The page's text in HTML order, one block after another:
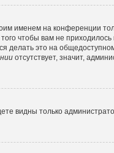
именем на конференции
чтобы вам не приходилось
делать это на
отсутствует, значит,
видны только